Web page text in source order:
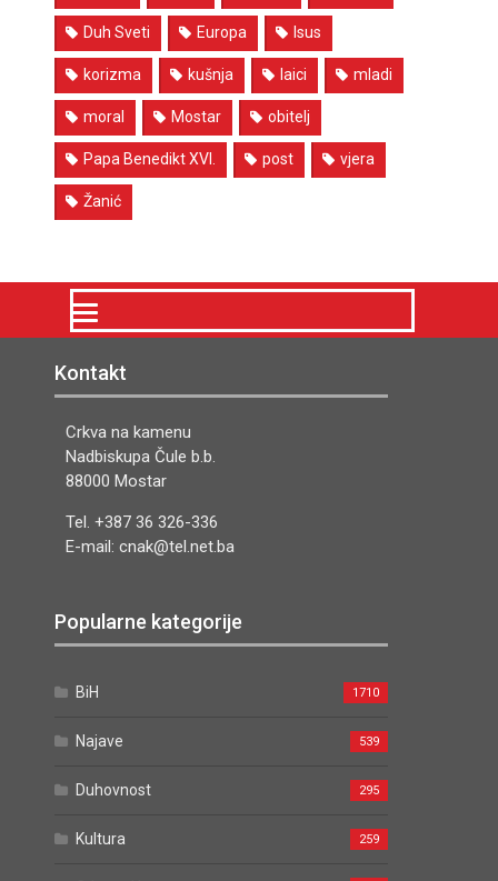
Duh Sveti Europa Isus
korizma kušnja laici mladi
moral Mostar obitelj
Papa Benedikt XVI. post vjera
Žanić
Kontakt
Crkva na kamenu
Nadbiskupa Čule b.b.
88000 Mostar
Tel. +387 36 326-336
E-mail: cnak@tel.net.ba
Popularne kategorije
BiH 1710
Najave 539
Duhovnost 295
Kultura 259